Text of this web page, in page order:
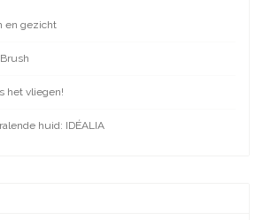
en gezicht
het vliegen!
huid: IDÉALIA